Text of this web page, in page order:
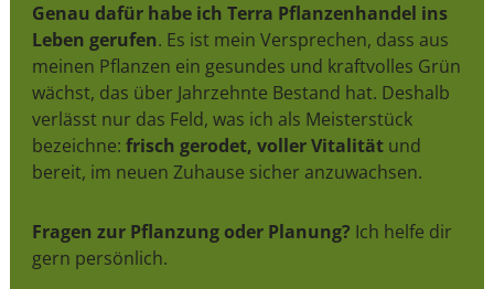
Genau dafür habe ich Terra Pflanzenhandel ins
Leben gerufen. Es ist mein Versprechen, dass aus
meinen Pflanzen ein gesundes und kraftvolles Grün
wächst, das über Jahrzehnte Bestand hat. Deshalb
verlässt nur das Feld, was ich als Meisterstück
bezeichne: frisch gerodet, voller Vitalitätund
bereit, im neuen Zuhause sicher anzuwachsen.
Fragen zur Pflanzung oder Planung? Ich helfe dir
gern persönlich.